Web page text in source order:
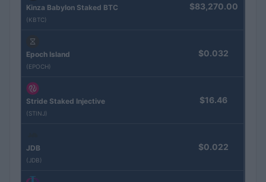
Kinza Babylon Staked BTC
(KBTC)
$83,270.00
Epoch Island
(EPOCH)
$0.032
Stride Staked Injective
(STINJ)
$16.46
JDB
(JDB)
$0.022